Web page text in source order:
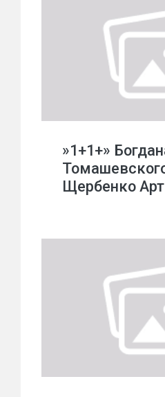
»1+1+»
Щербенко